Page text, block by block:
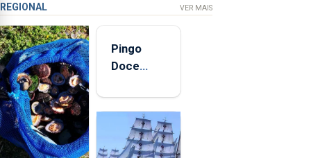
despercebida aos olhos da
REGIONAL VER MAIS
Pingo
Doce
quinta-
feira nova
loja em
São